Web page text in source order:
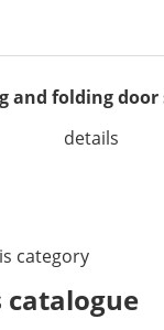
and folding door
details
category
catalogue